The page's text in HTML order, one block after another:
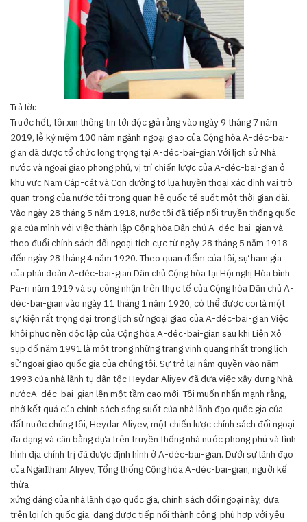
Trả lời:
Trước hết, tôi xin thông tin tới độc giả rằng vào ngày 9 tháng 7 năm
2019, lễ kỷ niệm 100 năm ngành ngoại giao của Cộng hòa A-déc-bai-
gian đã được tổ chức long trọng tại A-déc-bai-gian.Với lịch sử Nhà
nước và ngoại giao phong phú, vị trí chiến lược của A-déc-bai-gian ở
khu vực Nam Cáp-cát và Con đường tơ lụa huyền thoại xác định vai trò
quan trọng của nước tôi trong quan hệ quốc tế suốt một thời gian dài.
Vào ngày 28 tháng 5 năm 1918, nước tôi đã tiếp nối truyền thống quốc
gia của mình với việc thành lập Cộng hòa Dân chủ A-déc-bai-gian và
theo đuổi chính sách đối ngoại tích cực từ ngày 28 tháng 5 năm 1918
đến ngày 28 tháng 4 năm 1920. Theo quan điểm của tôi, sự ham gia
của phái đoàn A-déc-bai-gian Dân chủ Cộng hòa tại Hội nghị Hòa bình
Pa-ri năm 1919 và sự công nhận trên thực tế của Cộng hòa Dân chủ A-
déc-bai-gian vào ngày 11 tháng 1 năm 1920, có thể được coi là một
sự kiện rất trọng đại trong lịch sử ngoại giao của A-déc-bai-gian Việc
khôi phục nền độc lập của Cộng hòa A-déc-bai-gian sau khi Liên Xô
sụp đổ năm 1991 là một trong những trang vinh quang nhất trong lịch
sử ngoại giao quốc gia của chúng tôi. Sự trở lại nắm quyền vào năm
1993 của nhà lãnh tụ dân tộc Heydar Aliyev đã đưa việc xây dựng Nhà
nướcA-déc-bai-gian lên một tầm cao mới. Tôi muốn nhấn mạnh rằng,
nhờ kết quả của chính sách sáng suốt của nhà lãnh đạo quốc gia của
đất nước chúng tôi, Heydar Aliyev, một chiến lược chính sách đối ngoại
đa dạng và cân bằng dựa trên truyền thống nhà nước phong phú và tình
hình địa chính trị đã được định hình ở A-déc-bai-gian. Dưới sự lãnh đạo
của NgàiIlham Aliyev, Tổng thống Cộng hòa A-déc-bai-gian, người kế
thừa
xứng đáng của nhà lãnh đạo quốc gia, chính sách đối ngoại này, dựa
trên lợi ích quốc gia, đang được tiếp nối thành công, phù hợp với yêu